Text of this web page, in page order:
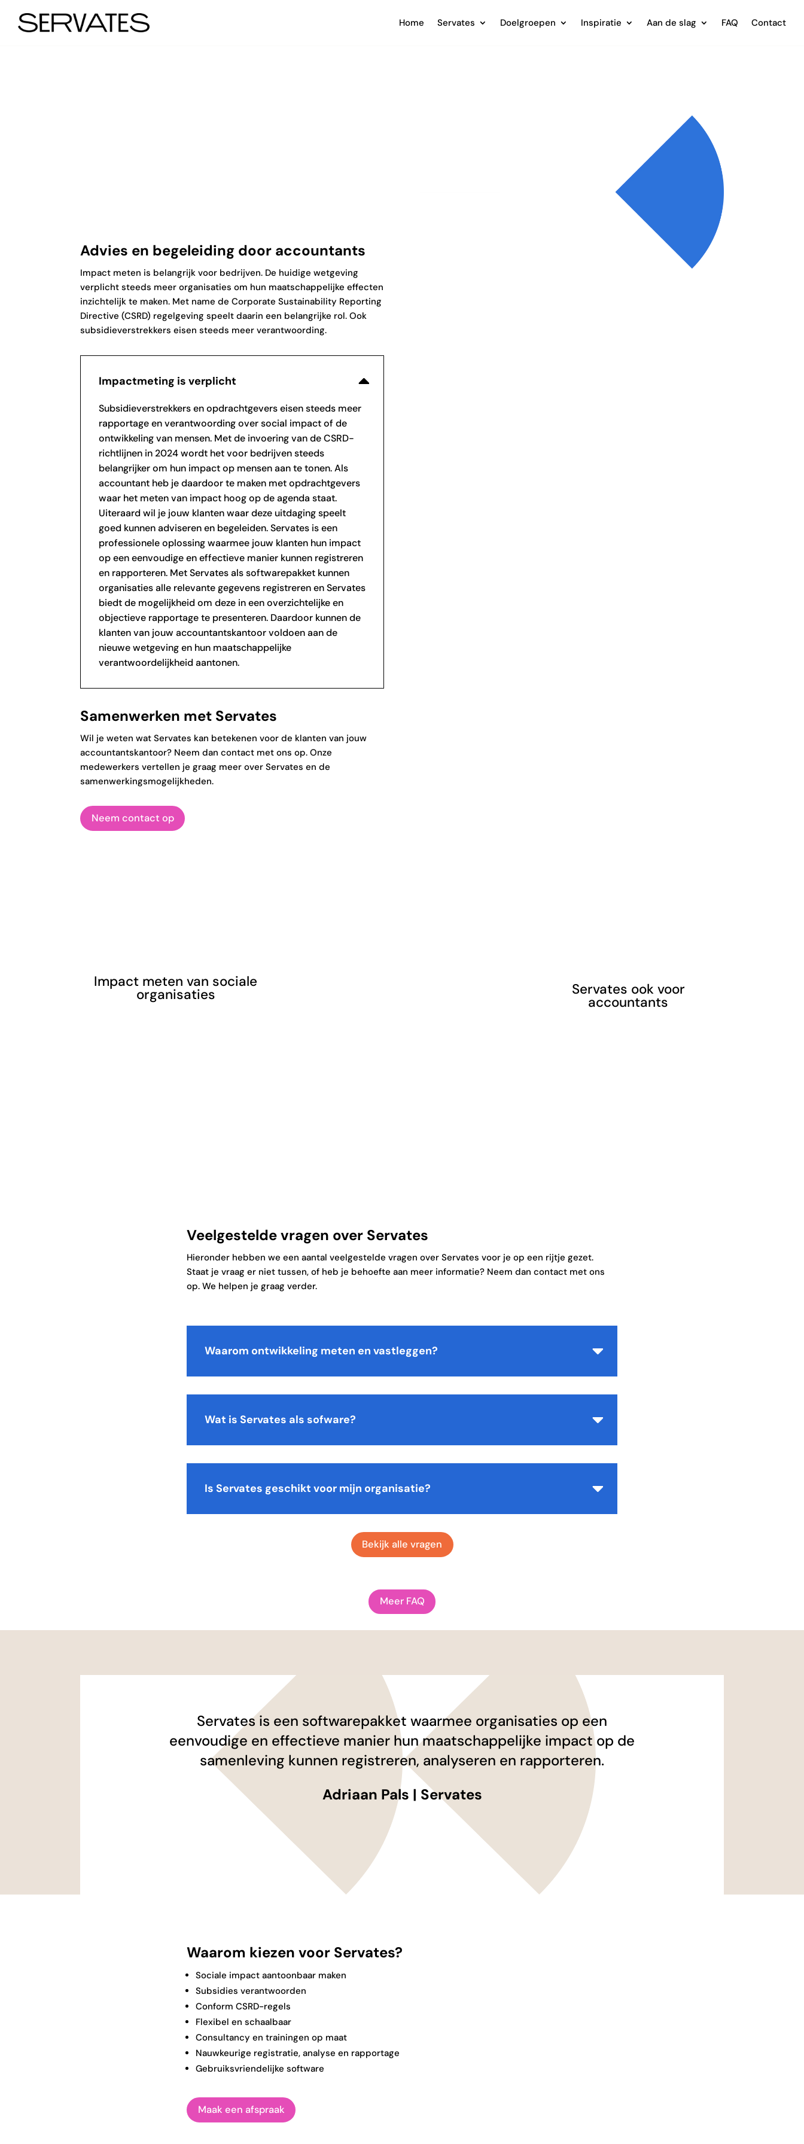
Home Servates Doelgroepen Inspiratie Aan de slag FAQ Contact
Advies en begeleiding door accountants
Impact meten is belangrijk voor bedrijven. De huidige wetgeving
verplicht steeds meer organisaties om hun maatschappelijke effecten
inzichtelijk te maken. Met name de Corporate Sustainability Reporting
Directive (CSRD) regelgeving speelt daarin een belangrijke rol. Ook
subsidieverstrekkers eisen steeds meer verantwoording.
Impactmeting is verplicht
Subsidieverstrekkers en opdrachtgevers eisen steeds meer
rapportage en verantwoording over social impact of de
ontwikkeling van mensen. Met de invoering van de CSRD-
richtlijnen in 2024 wordt het voor bedrijven steeds
belangrijker om hun impact op mensen aan te tonen. Als
accountant heb je daardoor te maken met opdrachtgevers
waar het meten van impact hoog op de agenda staat.
Uiteraard wil je jouw klanten waar deze uitdaging speelt
goed kunnen adviseren en begeleiden. Servates is een
professionele oplossing waarmee jouw klanten hun impact
op een eenvoudige en effectieve manier kunnen registreren
en rapporteren. Met Servates als softwarepakket kunnen
organisaties alle relevante gegevens registreren en Servates
biedt de mogelijkheid om deze in een overzichtelijke en
objectieve rapportage te presenteren. Daardoor kunnen de
klanten van jouw accountantskantoor voldoen aan de
nieuwe wetgeving en hun maatschappelijke
verantwoordelijkheid aantonen.
Samenwerken met Servates
Wil je weten wat Servates kan betekenen voor de klanten van jouw
accountantskantoor? Neem dan contact met ons op. Onze
medewerkers vertellen je graag meer over Servates en de
samenwerkingsmogelijkheden.
Neem contact op
Impact meten van sociale
organisaties Servates ook voor
accountants
Veelgestelde vragen over Servates
Hieronder hebben we een aantal veelgestelde vragen over Servates voor je op een rijtje gezet.
Staat je vraag er niet tussen, of heb je behoefte aan meer informatie? Neem dan contact met ons
op. We helpen je graag verder.
Waarom ontwikkeling meten en vastleggen?
Wat is Servates als sofware?
Is Servates geschikt voor mijn organisatie?
Bekijk alle vragen
Meer FAQ
Servates is een softwarepakket waarmee organisaties op een
eenvoudige en effectieve manier hun maatschappelijke impact op de
samenleving kunnen registreren, analyseren en rapporteren.
Adriaan Pals | Servates
Waarom kiezen voor Servates?
Sociale impact aantoonbaar maken
Subsidies verantwoorden
Conform CSRD-regels
Flexibel en schaalbaar
Consultancy en trainingen op maat
Nauwkeurige registratie, analyse en rapportage
Gebruiksvriendelijke software
Maak een afspraak